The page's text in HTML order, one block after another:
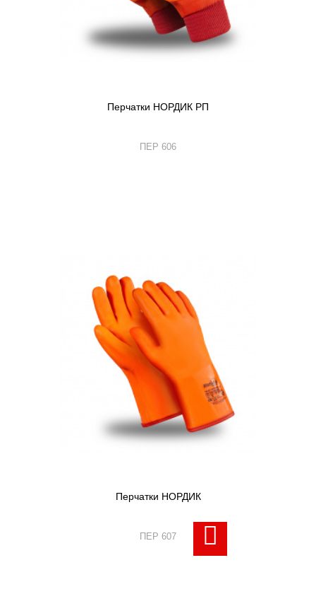
Перчатки НОРДИК РП
ПЕР 606
Перчатки НОРДИК
ПЕР 607